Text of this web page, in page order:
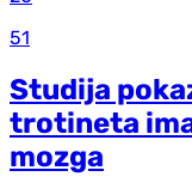
51
Studija
trotineta
mozga